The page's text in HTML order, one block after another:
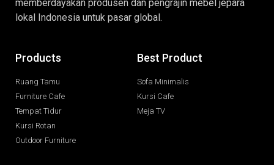
memberdayakan produsen dan pengrajin mebel jepara
lokal Indonesia untuk pasar global.
Products
Ruang Tamu
Furniture Cafe
Tempat Tidur
Kursi Rotan
Outdoor Furniture
Best Product
Sofa Minimalis
Kursi Cafe
Meja TV